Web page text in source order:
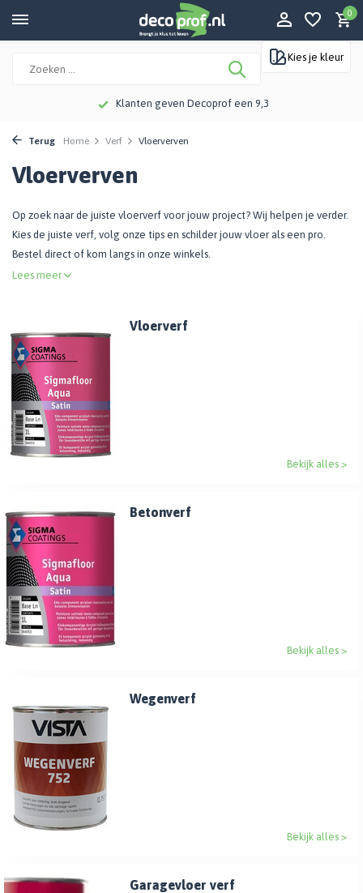
0
Kies je kleur
Klanten geven Decoprof een 9,3
Terug Home Verf Vloerverven
Vloerverven
Op zoek naar de juiste vloerverf voor jouw project? Wij helpen je verder.
Kies de juiste verf, volg onze tips en schilder jouw vloer als een pro.
Bestel direct of kom langs in onze winkels.
Lees meer
Vloerverf
Bekijk alles >
Betonverf
Bekijk alles >
Wegenverf
Bekijk alles >
Garagevloer verf